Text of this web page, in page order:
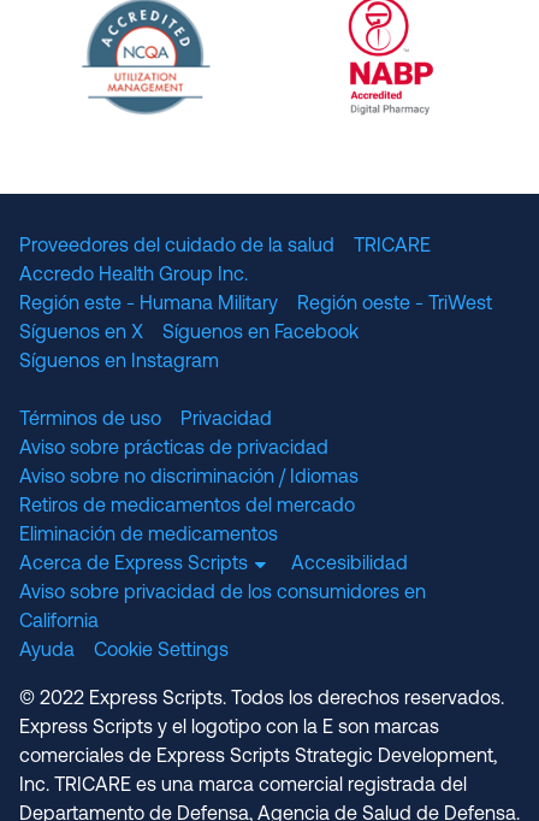
URAC Accredited Pharmacy Benefit
URAC
Proveedores del cuidado de la salud
TRICARE
Accredo Health Group Inc.
Región este - Humana Military
Región oeste - TriWest
Síguenos en X
Síguenos en Facebook
Síguenos en Instagram
Términos de uso
Privacidad
Aviso sobre prácticas de privacidad
Aviso sobre no discriminación / Idiomas
Retiros de medicamentos del mercado
Eliminación de medicamentos
Acerca de Express Scripts
Accesibilidad
Aviso sobre privacidad de los consumidores en
California
Ayuda
Cookie Settings
© 2022 Express Scripts. Todos los derechos reservados.
Express Scripts y el logotipo con la E son marcas
comerciales de Express Scripts Strategic Development,
Inc. TRICARE es una marca comercial registrada del
Departamento de Defensa, Agencia de Salud de Defensa.